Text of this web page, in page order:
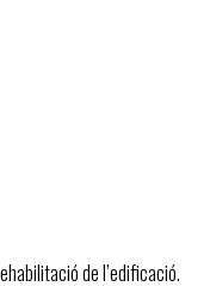
de l’edificació.